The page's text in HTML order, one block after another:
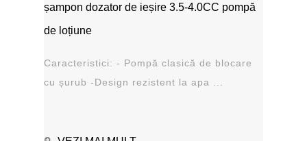
șampon dozator de ieșire 3.5-4.0CC pompă
de loțiune
Caracteristici: - Pompă clasică de blocare
cu șurub -Design rezistent la apa ...